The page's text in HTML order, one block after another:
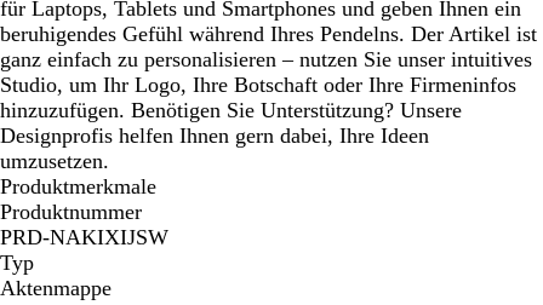
für Laptops, Tablets und Smartphones und geben Ihnen ein
beruhigendes Gefühl während Ihres Pendelns. Der Artikel ist
ganz einfach zu personalisieren – nutzen Sie unser intuitives
Studio, um Ihr Logo, Ihre Botschaft oder Ihre Firmeninfos
hinzuzufügen. Benötigen Sie Unterstützung? Unsere
Designprofis helfen Ihnen gern dabei, Ihre Ideen
umzusetzen.
Produktmerkmale
Produktnummer
PRD-NAKIXIJSW
Typ
Aktenmappe